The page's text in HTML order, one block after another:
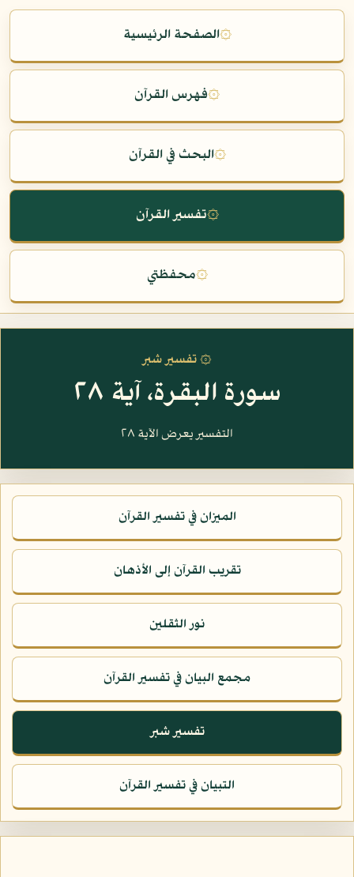
۞الصفحة الرئيسية
۞فهرس القرآن
۞البحث في القرآن
۞تفسير القرآن
۞محفظتي
۞ تفسير شبر
سورة البقرة، آية ٢٨
التفسير يعرض الآية ٢٨
الميزان في تفسير القرآن
تقريب القرآن إلى الأذهان
نور الثقلين
مجمع البيان في تفسير القرآن
تفسير شبر
التبيان في تفسير القرآن